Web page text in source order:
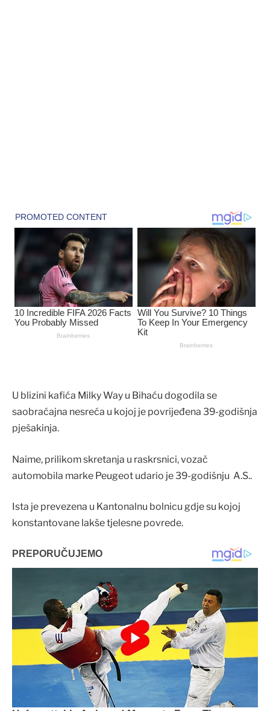
U blizini kafića Milky Way u Bihaću dogodila se
saobraćajna nesreća u kojoj je povrijeđena 39-godišnja
pješakinja.
Naime, prilikom skretanja u raskrsnici, vozač
automobila marke Peugeot udario je 39-godišnju A.S..
Ista je prevezena u Kantonalnu bolnicu gdje su kojoj
konstantovane lakše tjelesne povrede.